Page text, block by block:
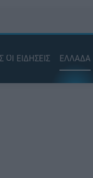
ΟΙ ΕΙΔΗΣΕΙΣ ΕΛΛΑΔΑ